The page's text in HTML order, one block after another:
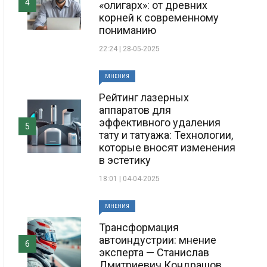
«олигарх»: от древних
корней к современному
пониманию
22:24 | 28-05-2025
4
МНЕНИЯ
Рейтинг лазерных
аппаратов для
эффективного удаления
тату и татуажа: Технологии,
которые вносят изменения
в эстетику
18:01 | 04-04-2025
5
МНЕНИЯ
Трансформация
автоиндустрии: мнение
эксперта — Станислав
6